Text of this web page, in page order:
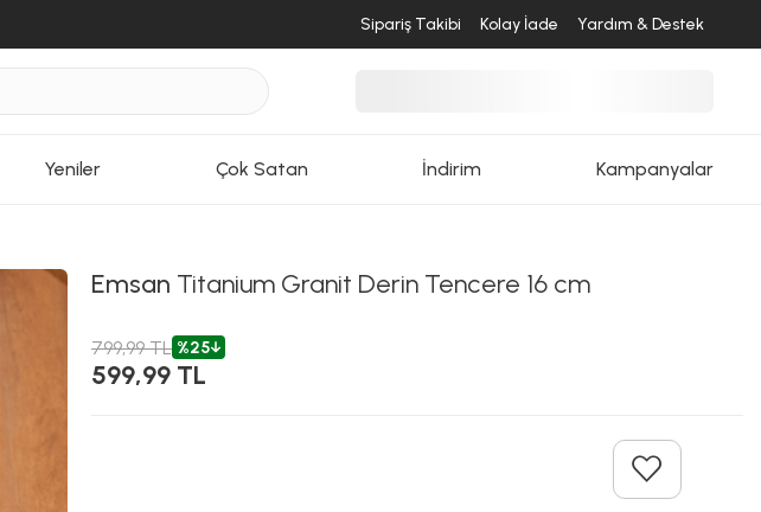
Sipariş Takibi Kolay İade Yardım & Destek
Yeniler Çok Satan İndirim Kampanyalar
Emsan Titanium Granit Derin Tencere 16 cm
799,99 TL %25
599,99 TL